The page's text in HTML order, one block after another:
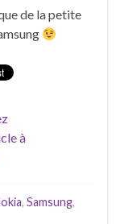
de la petite
à
, Samsung,